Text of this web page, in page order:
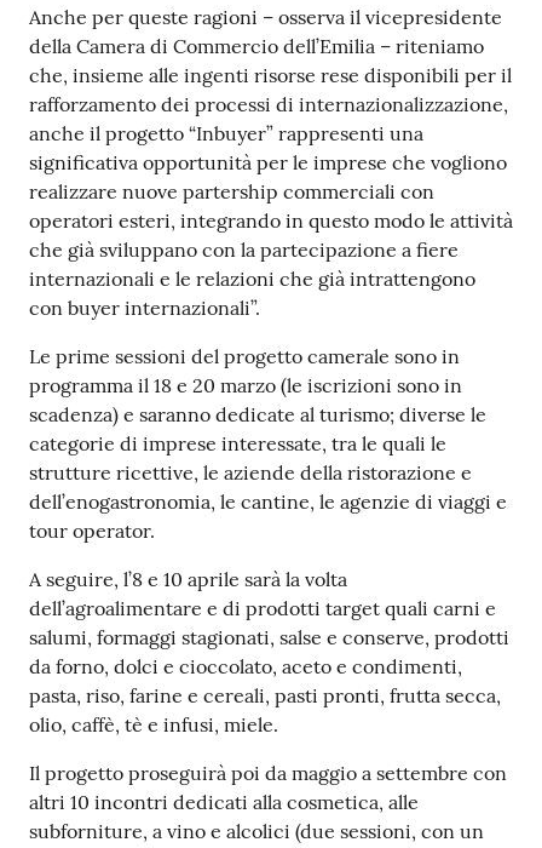
Anche per queste ragioni – osserva il vicepresidente
della Camera di Commercio dell’Emilia – riteniamo
che, insieme alle ingenti risorse rese disponibili per il
rafforzamento dei processi di internazionalizzazione,
anche il progetto “Inbuyer” rappresenti una
significativa opportunità per le imprese che vogliono
realizzare nuove partership commerciali con
operatori esteri, integrando in questo modo le attività
che già sviluppano con la partecipazione a fiere
internazionali e le relazioni che già intrattengono
con buyer internazionali”.
Le prime sessioni del progetto camerale sono in
programma il 18 e 20 marzo (le iscrizioni sono in
scadenza) e saranno dedicate al turismo; diverse le
categorie di imprese interessate, tra le quali le
strutture ricettive, le aziende della ristorazione e
dell’enogastronomia, le cantine, le agenzie di viaggi e
tour operator.
A seguire, l’8 e 10 aprile sarà la volta
dell’agroalimentare e di prodotti target quali carni e
salumi, formaggi stagionati, salse e conserve, prodotti
da forno, dolci e cioccolato, aceto e condimenti,
pasta, riso, farine e cereali, pasti pronti, frutta secca,
olio, caffè, tè e infusi, miele.
Il progetto proseguirà poi da maggio a settembre con
altri 10 incontri dedicati alla cosmetica, alle
subforniture, a vino e alcolici (due sessioni, con un